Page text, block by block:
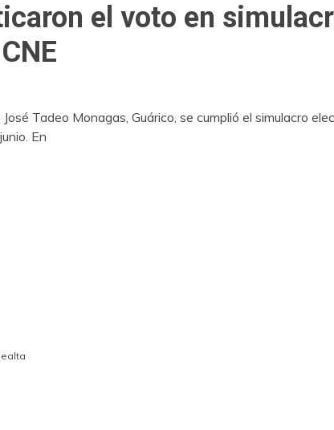
el voto en
Tadeo Monagas, Guárico, se cumplió el simulacro
En